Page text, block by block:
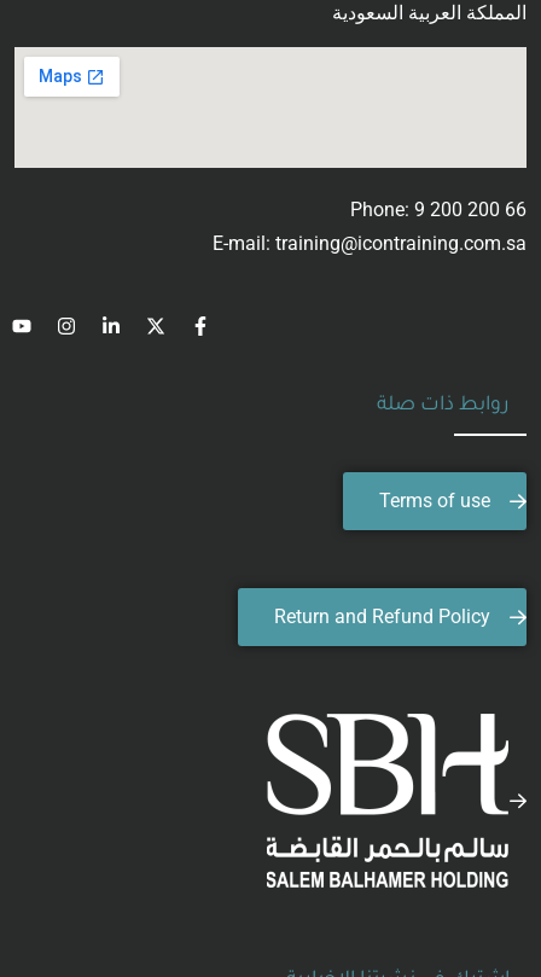
المملكة العربية السعودية
Phone: 9 200 200 66
E-mail: training@icontraining.com.sa
روابط ذات صلة
Terms of use
Return and Refund Policy